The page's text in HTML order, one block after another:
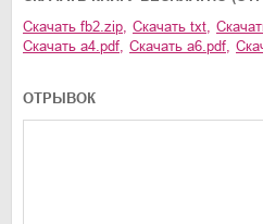
Скачать fb2.zip Скачать txt
Скачать a4.pdf Скачать a6.pdf
ОТРЫВОК